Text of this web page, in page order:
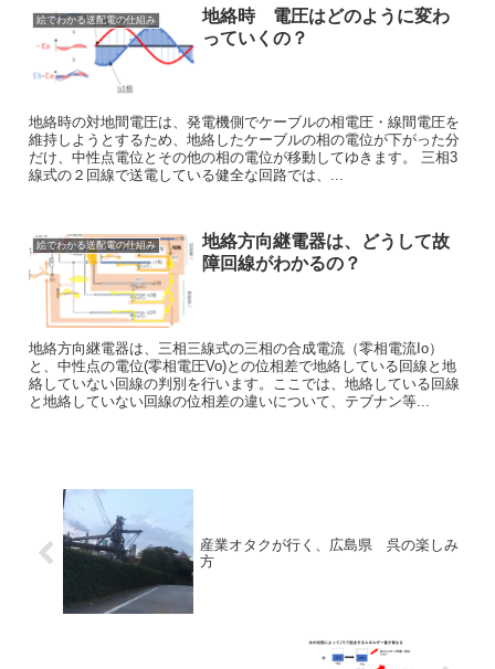
絵でわかる送配電の仕組み
地絡時 電圧はどのように変わ
っていくの？
地絡時の対地間電圧は、発電機側でケーブルの相電圧・線間電圧を
維持しようとするため、地絡したケーブルの相の電位が下がった分
だけ、中性点電位とその他の相の電位が移動してゆきます。 三相3
線式の２回線で送電している健全な回路では、...
絵でわかる送配電の仕組み
地絡方向継電器は、どうして故
障回線がわかるの？
地絡方向継電器は、三相三線式の三相の合成電流（零相電流Io）
と、中性点の電位(零相電圧Vo)との位相差で地絡している回線と地
絡していない回線の判別を行います。ここでは、地絡している回線
と地絡していない回線の位相差の違いについて、テブナン等...
産業オタクが行く、広島県 呉の楽しみ
方